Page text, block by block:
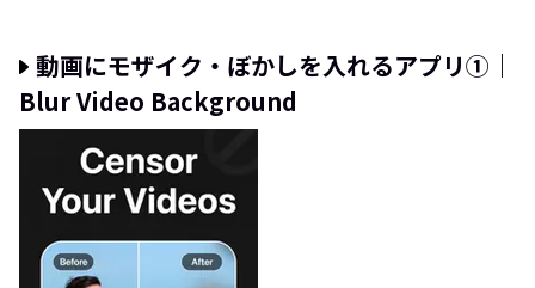
動画にモザイク・ぼかしを入れるアプリ①｜
Blur Video Background